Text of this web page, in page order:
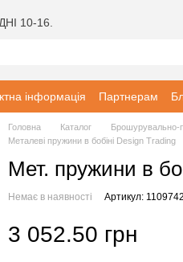
10-16.
інформація Партнерам
Головна Каталог
Брошурувально-
Металеві пружини в бобіні Design Trading
Мет. пружини в
Немає в наявності Артикул: 1109742
3 052.50 грн